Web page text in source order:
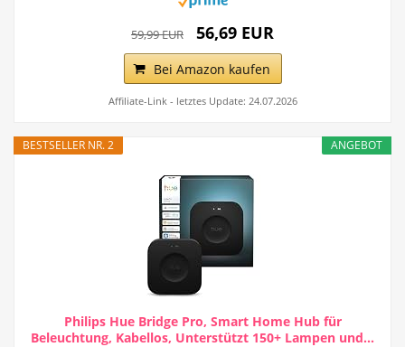
59,99 EUR 56,69 EUR
Bei Amazon kaufen
Affiliate-Link - letztes Update: 24.07.2026
ANGEBOT
BESTSELLER NR. 2
Philips Hue Bridge Pro, Smart Home Hub für
Beleuchtung, Kabellos, Unterstützt 150+ Lampen und...